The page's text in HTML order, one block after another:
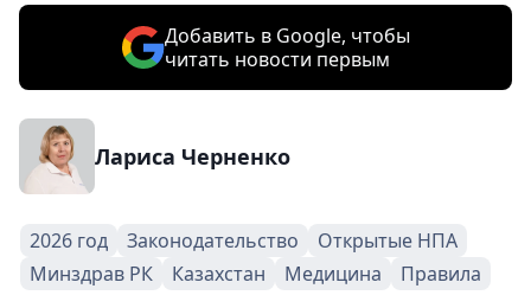
Добавить в Google, чтобы
читать новости первым
Лариса Черненко
2026 год Законодательство
Открытые НПА
Минздрав РК
Казахстан Медицина Правила